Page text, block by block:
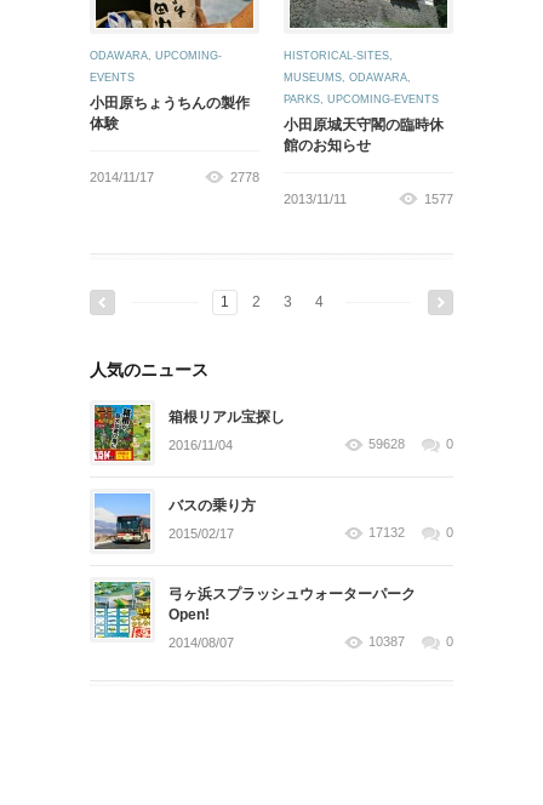
ODAWARA, UPCOMING-
EVENTS
小田原ちょうちんの製作
体験
2014/11/17 2778
HISTORICAL-SITES,
MUSEUMS, ODAWARA,
PARKS, UPCOMING-EVENTS
小田原城天守閣の臨時休
館のお知らせ
2013/11/11 1577
1 2 3 4
人気のニュース
箱根リアル宝探し
2016/11/04 59628 0
バスの乗り方
2015/02/17 17132 0
弓ヶ浜スプラッシュウォーターパーク
Open!
2014/08/07 10387 0